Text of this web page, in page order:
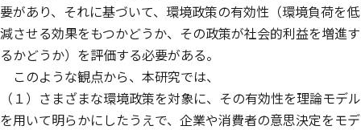
要があり、それに基づいて、環境政策の有効性（環境負荷を低
減させる効果をもつかどうか、その政策が社会的利益を増進す
るかどうか）を評価する必要がある。
このような観点から、本研究では、
（１）さまざまな環境政策を対象に、その有効性を理論モデル
を用いて明らかにしたうえで、企業や消費者の意思決定をモデ